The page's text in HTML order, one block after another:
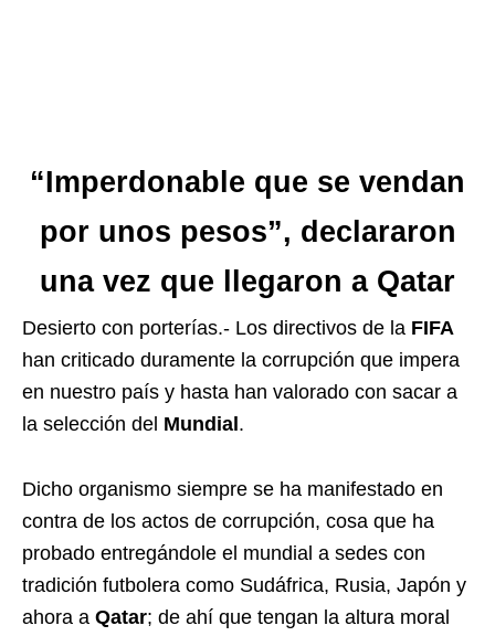
“Imperdonable que se vendan
por unos pesos”, declararon
una vez que llegaron a Qatar
Desierto con porterías.- Los directivos de la FIFA
han criticado duramente la corrupción que impera
en nuestro país y hasta han valorado con sacar a
la selección del Mundial.
Dicho organismo siempre se ha manifestado en
contra de los actos de corrupción, cosa que ha
probado entregándole el mundial a sedes con
tradición futbolera como Sudáfrica, Rusia, Japón y
ahora a Qatar; de ahí que tengan la altura moral